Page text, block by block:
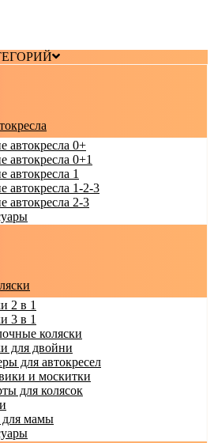
автокресла 0+
автокресла 0+1
автокресла 1
автокресла 1-2-3
автокресла 2-3
2 в 1
3 в 1
коляски
для двойни
для автокресел
и москитки
для колясок
мамы